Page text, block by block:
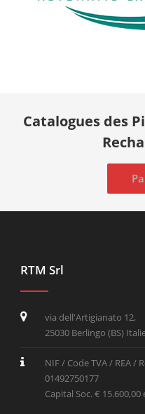
Catalogues des
RTM Srl
via dell'Artigianato 12,
25030 Berlingo (BS)
NIF / Code TVA / REA /
01492750177
Capital Soc. € 15.600,00